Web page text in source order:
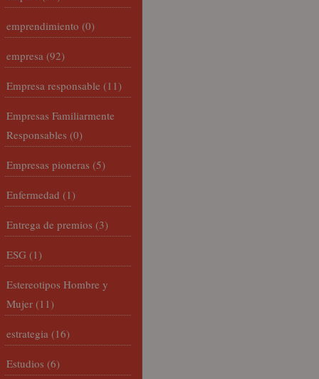
emprendimiento (0)
empresa (92)
Empresa responsable (11)
Empresas Familiarmente
Responsables (0)
Empresas pioneras (5)
Enfermedad (1)
Entrega de premios (3)
ESG (1)
Estereotipos Hombre y
Mujer (11)
estrategia (16)
Estudios (6)